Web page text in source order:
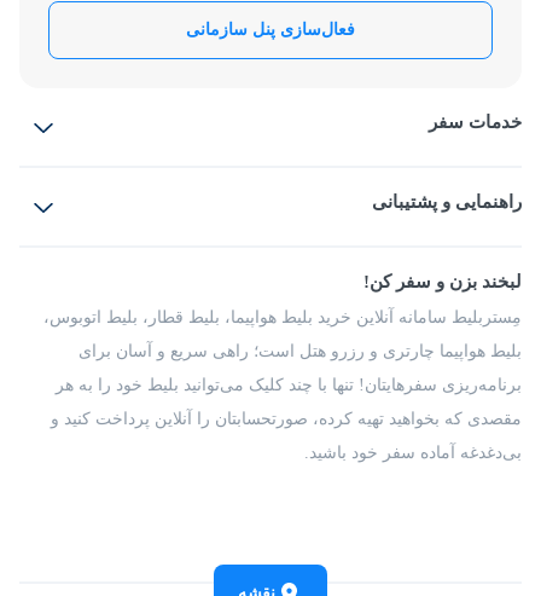
فعال‌سازی پنل سازمانی
خدمات سفر
بلیط قطار
راهنمایی و پشتیبانی
شرایط و مقررات
راهکار سازمانی
فرصت‌های شغلی
درباره ما
لبخند بزن و سفر کن!
مِستربلیط سامانه آنلاین خرید بلیط هواپیما، بلیط قطار، بلیط اتوبوس،
بلیط هواپیما چارتری و رزرو هتل است؛ راهی سریع و آسان برای
برنامه‌ریزی سفرهایتان! تنها با چند کلیک می‌توانید بلیط خود را به هر
مقصدی که بخواهید تهیه کرده، صورتحسابتان را آنلاین پرداخت کنید و
بی‌دغدغه آماده سفر خود باشید.